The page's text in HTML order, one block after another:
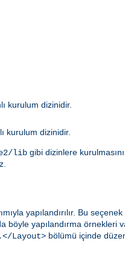
kurulum dizinidir.
kurulum dizinidir.
lib gibi dizinlere
yapılandırılır. Bu
böyle yapılandırma örnekleri
Layout> bölümü içinde